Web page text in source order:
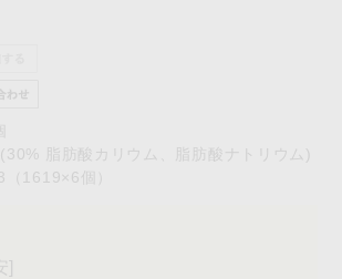
脂肪酸カリウム、脂肪酸ナトリウム)
（1619×6個）
]